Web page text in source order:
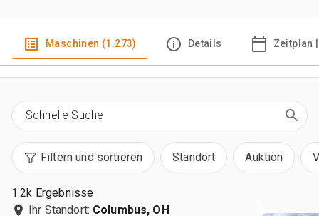
Maschinen (1.273) Details Zeitplan
Filtern und sortieren Standort Auktion
1.2k Ergebnisse
Ihr Standort: Columbus, OH